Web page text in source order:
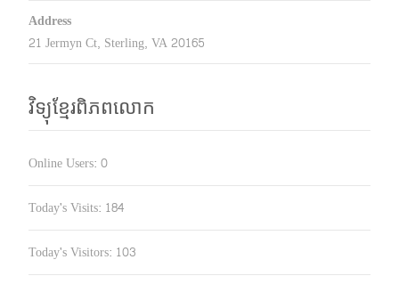
Address
21 Jermyn Ct, Sterling, VA 20165
វិទ្យុខ្មែរពិភពលោក
Online Users: 0
Today's Visits: 184
Today's Visitors: 103